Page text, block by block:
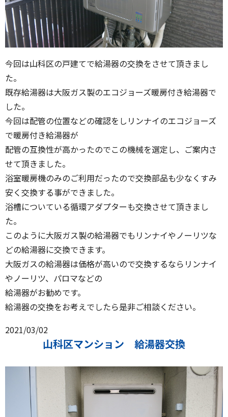
今回は山科区の戸建てで給湯器の交換をさせて頂きまし
た。
既存給湯器は大阪ガス製のエコジョーズ暖房付き給湯器で
した。
今回は配管の位置などの確認をしリンナイのエコジョーズ
で暖房付き給湯器が
配管の互換性が高かったのでこの機械を選定し、ご案内さ
せて頂きました。
浴室暖房機のみのご利用だったので交換部品も少なくすみ
安く交換する事ができました。
浴槽についている循環アダプターも交換させて頂きまし
た。
このように大阪ガス製の給湯器でもリンナイやノーリツな
どの給湯器に交換できます。
大阪ガスの給湯器は価格が高いので交換するならリンナイ
やノーリツ、パロマなどの
給湯器がお勧めです。
給湯器の交換をお考えでしたら是非ご相談ください。
2021/03/02
山科区マンション 給湯器交換